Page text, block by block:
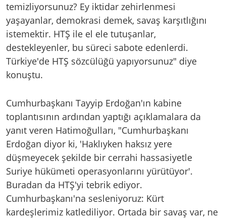
temizliyorsunuz? Ey iktidar zehirlenmesi
yaşayanlar, demokrasi demek, savaş karşıtlığını
istemektir. HTŞ ile el ele tutuşanlar,
destekleyenler, bu süreci sabote edenlerdi.
Türkiye'de HTŞ sözcülüğü yapıyorsunuz" diye
konuştu.
Cumhurbaşkanı Tayyip Erdoğan'ın kabine
toplantısının ardından yaptığı açıklamalara da
yanıt veren Hatimoğulları, "Cumhurbaşkanı
Erdoğan diyor ki, 'Haklıyken haksız yere
düşmeyecek şekilde bir cerrahi hassasiyetle
Suriye hükümeti operasyonlarını yürütüyor'.
Buradan da HTŞ'yi tebrik ediyor.
Cumhurbaşkanı'na sesleniyoruz: Kürt
kardeşlerimiz katlediliyor. Ortada bir savaş var, ne